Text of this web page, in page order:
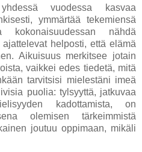
vuodessa kasvaa
ymmärtää tekemiensä
kokonaisuudessan nähdä
helposti, että elämä
Aikuisuus merkitsee jotain
vaikkei edes tiedetä, mitä
tarvitsisi mielestäni imeä
puolia: tylsyyttä, jatkuvaa
kadottamista, on
olemisen tärkeimmistä
joutuu oppimaan, mikäli